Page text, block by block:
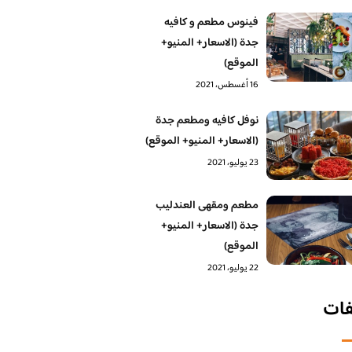
فينوس مطعم و كافيه
جدة (الاسعار+ المنيو+
الموقع)
16 أغسطس، 2021
نوفل كافيه ومطعم جدة
(الاسعار+ المنيو+ الموقع)
23 يوليو، 2021
مطعم ومقهى العندليب
جدة (الاسعار+ المنيو+
الموقع)
22 يوليو، 2021